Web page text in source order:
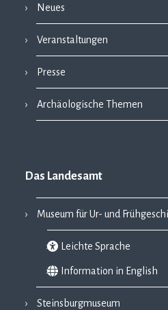
Neues
Veranstaltungen
Presse
Archäologische Themen
Das Landesamt
Museum für Ur- und
Leichte Sprache
Information in English
Steinsburgmuseum